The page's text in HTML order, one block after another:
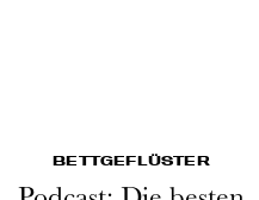
BETTGEFLÜSTER